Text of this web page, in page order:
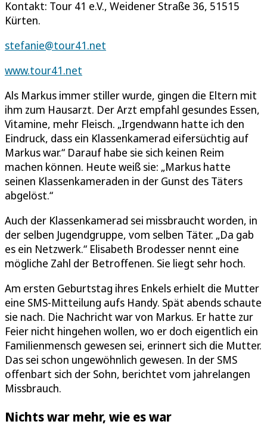
Kontakt: Tour 41 e.V., Weidener Straße 36, 51515
Kürten.
stefanie@tour41.net
www.tour41.net
Als Markus immer stiller wurde, gingen die Eltern mit
ihm zum Hausarzt. Der Arzt empfahl gesundes Essen,
Vitamine, mehr Fleisch. „Irgendwann hatte ich den
Eindruck, dass ein Klassenkamerad eifersüchtig auf
Markus war.“ Darauf habe sie sich keinen Reim
machen können. Heute weiß sie: „Markus hatte
seinen Klassenkameraden in der Gunst des Täters
abgelöst.“
Auch der Klassenkamerad sei missbraucht worden, in
der selben Jugendgruppe, vom selben Täter. „Da gab
es ein Netzwerk.“ Elisabeth Brodesser nennt eine
mögliche Zahl der Betroffenen. Sie liegt sehr hoch.
Am ersten Geburtstag ihres Enkels erhielt die Mutter
eine SMS-Mitteilung aufs Handy. Spät abends schaute
sie nach. Die Nachricht war von Markus. Er hatte zur
Feier nicht hingehen wollen, wo er doch eigentlich ein
Familienmensch gewesen sei, erinnert sich die Mutter.
Das sei schon ungewöhnlich gewesen. In der SMS
offenbart sich der Sohn, berichtet vom jahrelangen
Missbrauch.
Nichts war mehr, wie es war